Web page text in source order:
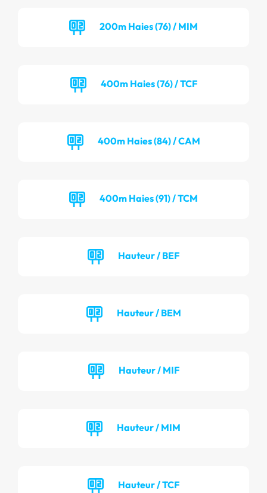
200m Haies (76) / MIM
400m Haies (76) / TCF
400m Haies (84) / CAM
400m Haies (91) / TCM
Hauteur / BEF
Hauteur / BEM
Hauteur / MIF
Hauteur / MIM
Hauteur / TCF